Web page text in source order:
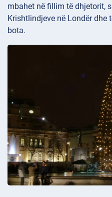
mbahet në fillim të dhjetorit,
Krishtlindjeve në Londër dhe
bota.